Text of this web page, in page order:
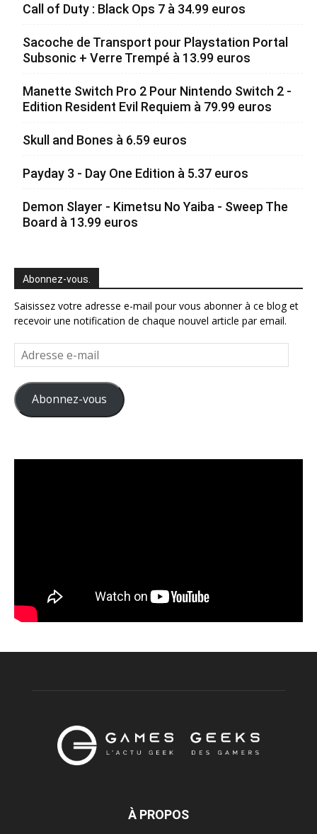
Call of Duty : Black Ops 7 à 34.99 euros
Sacoche de Transport pour Playstation Portal
Subsonic + Verre Trempé à 13.99 euros
Manette Switch Pro 2 Pour Nintendo Switch 2 -
Edition Resident Evil Requiem à 79.99 euros
Skull and Bones à 6.59 euros
Payday 3 - Day One Edition à 5.37 euros
Demon Slayer - Kimetsu No Yaiba - Sweep The
Board à 13.99 euros
Abonnez-vous.
Saisissez votre adresse e-mail pour vous abonner à ce blog et
recevoir une notification de chaque nouvel article par email.
Adresse
e-
mail
Abonnez-vous
À PROPOS